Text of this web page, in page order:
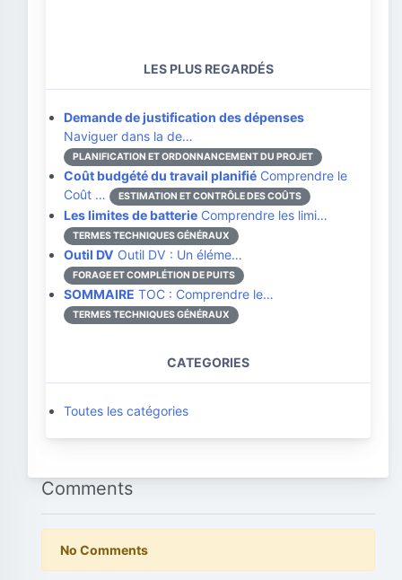
LES PLUS REGARDÉS
Demande de justification des dépenses
Naviguer dans la de…
PLANIFICATION ET ORDONNANCEMENT DU PROJET
Coût budgété du travail planifié Comprendre le
Coût …
ESTIMATION ET CONTRÔLE DES COÛTS
Les limites de batterie Comprendre les limi…
TERMES TECHNIQUES GÉNÉRAUX
Outil DV Outil DV : Un éléme…
FORAGE ET COMPLÉTION DE PUITS
SOMMAIRE TOC : Comprendre le…
TERMES TECHNIQUES GÉNÉRAUX
CATEGORIES
Toutes les catégories
Comments
No Comments